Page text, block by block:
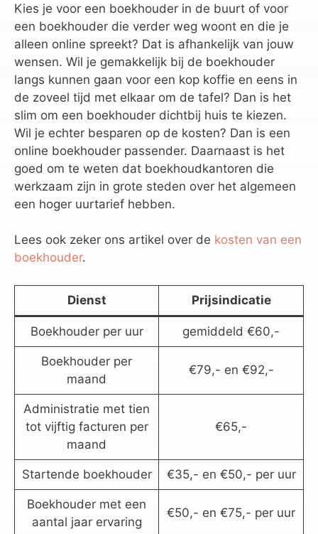
Kies je voor een boekhouder in de buurt of voor
een boekhouder die verder weg woont en die je
alleen online spreekt? Dat is afhankelijk van jouw
wensen. Wil je gemakkelijk bij de boekhouder
langs kunnen gaan voor een kop koffie en eens in
de zoveel tijd met elkaar om de tafel? Dan is het
slim om een boekhouder dichtbij huis te kiezen.
Wil je echter besparen op de kosten? Dan is een
online boekhouder passender. Daarnaast is het
goed om te weten dat boekhoudkantoren die
werkzaam zijn in grote steden over het algemeen
een hoger uurtarief hebben.
Lees ook zeker ons artikel over de kosten van een
boekhouder.
Dienst Prijsindicatie
Boekhouder per uur gemiddeld €60,-
Boekhouder per
maand
€79,- en €92,-
Administratie met tien
tot vijftig facturen per
maand
€65,-
Startende boekhouder €35,- en €50,- per uur
Boekhouder met een
aantal jaar ervaring
€50,- en €75,- per uur